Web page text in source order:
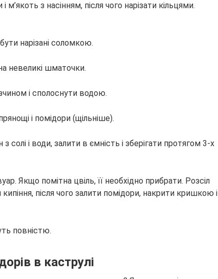
з насінням, після чого нарізати кільцями.
нарізані соломкою.
невеликі шматочки.
і сполоснути водою.
і помідори (щільніше).
солі і води, залити в ємність і зберігати протягом 3-х
Якщо помітна цвіль, її необхідно прибрати. Розсіл
після чого залити помідори, накрити кришкою і
повністю.
в каструлі